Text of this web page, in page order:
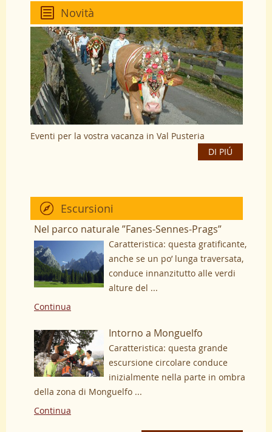
Novità
Eventi per la vostra vacanza in Val Pusteria
DI PIÚ
Escursioni
Nel parco naturale ”Fanes-Sennes-Prags”
Caratteristica: questa gratificante,
anche se un po’ lunga traversata,
conduce innanzitutto alle verdi
alture del ...
Continua
Intorno a Monguelfo
Caratteristica: questa grande
escursione circolare conduce
inizialmente nella parte in ombra
della zona di Monguelfo ...
Continua